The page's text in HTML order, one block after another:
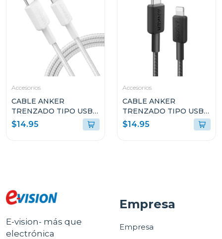
Accesorios
CABLE ANKER
TRENZADO TIPO USB-
C A LIGHTNING 6FT DE
CARGA RÁPIDA
$14.95
Accesorios
CABLE ANKER
TRENZADO TIPO USB-
C A LIGHTNING 6FT DE
CARGA RÁPIDA NEGRO
$14.95
E-vision- más que
electrónica
Empresa
Empresa